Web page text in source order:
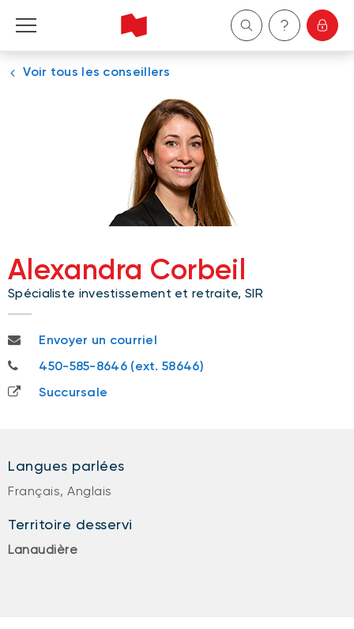
Particuliers
Gestion de patrimoine
English
Voir tous les conseillers
Alexandra Corbeil
Spécialiste investissement et retraite, SIR
alexandra.corbeil@bnc.ca
Envoyer un courriel
450-585-8646
450-585-8646 (ext. 58646)
Succursale
Langues parlées
Français, Anglais
Territoire desservi
Lanaudière